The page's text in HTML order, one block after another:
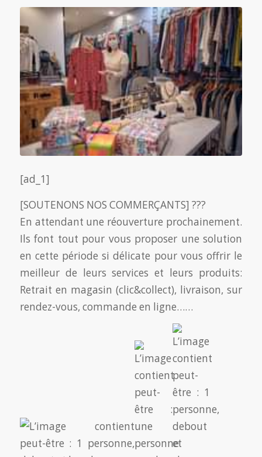
[ad_1]
[SOUTENONS NOS COMMERÇANTS] ???
En attendant une réouverture prochainement.
Ils font tout pour vous proposer une solution
en cette période si délicate pour vous offrir le
meilleur de leurs services et leurs produits:
Retrait en magasin (clic&collect), livraison, sur
rendez-vous, commande en ligne……